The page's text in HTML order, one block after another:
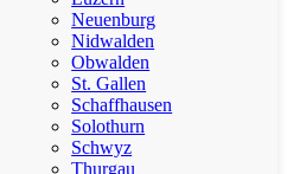
Neuenburg
Nidwalden
Obwalden
St. Gallen
Schaffhausen
Solothurn
Schwyz
Thurgau